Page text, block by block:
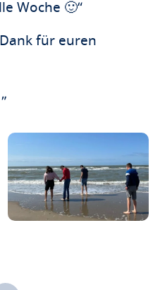
Woche 🙂“
für euren